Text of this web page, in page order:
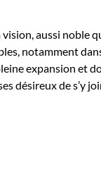
vision, aussi noble
notamment
expansion et
désireux de s’y